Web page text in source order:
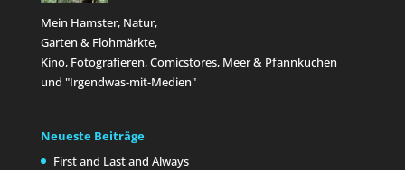
Mein Hamster, Natur,
Garten & Flohmärkte,
Kino, Fotografieren, Comicstores, Meer & Pfannkuchen
und "Irgendwas-mit-Medien"
Neueste Beiträge
First and Last and Always